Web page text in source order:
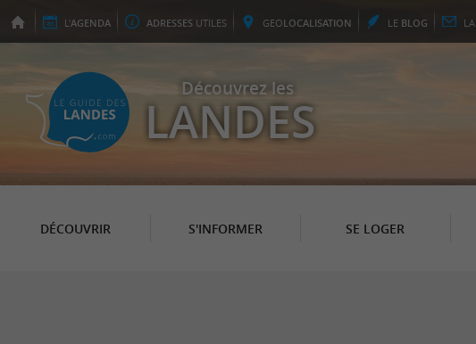
L'AGENDA ADRESSES UTILES GEOLOCALISATION LE BLOG LA
Découvrez les
LANDES
DÉCOUVRIR S'INFORMER SE LOGER